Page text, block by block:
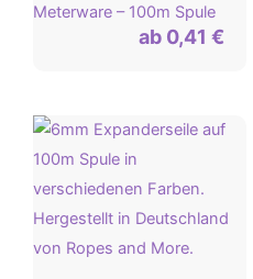
Meterware – 100m Spule
ab 0,41 €